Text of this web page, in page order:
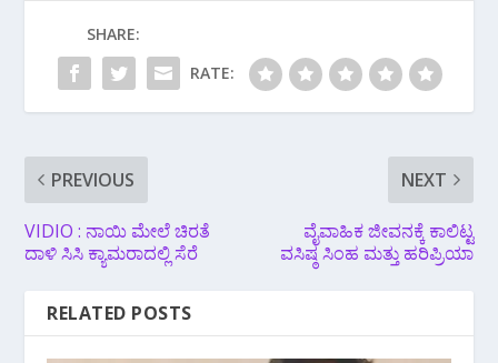
SHARE:
RATE:
PREVIOUS
VIDIO : ನಾಯಿ ಮೇಲೆ ಚಿರತೆ
ದಾಳಿ ಸಿಸಿ ಕ್ಯಾಮರಾದಲ್ಲಿ ಸೆರೆ
NEXT
ವೈವಾಹಿಕ ಜೀವನಕ್ಕೆ ಕಾಲಿಟ್ಟ
ವಸಿಷ್ಠ ಸಿಂಹ ಮತ್ತು ಹರಿಪ್ರಿಯಾ
RELATED POSTS